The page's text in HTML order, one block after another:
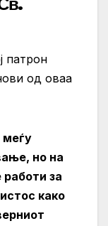
патрон
од оваа
меѓу
но на
работи за
како